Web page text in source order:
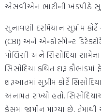
એસવીએન ભાટીની ખંડપીઠે
સુનાવણી દરમિયાન સુપ્રીમ
(CBI) અને એન્ફોર્સમેન્ટ
પોલિસી અને સિસોદિયા
સિસોદિયા કથિત દારૂ
શરૂઆતમાં સુપ્રીમ કોર્ટે
અનામત રાખ્યો હતો.
કેસમાં જામીન માંગ્યા છે.